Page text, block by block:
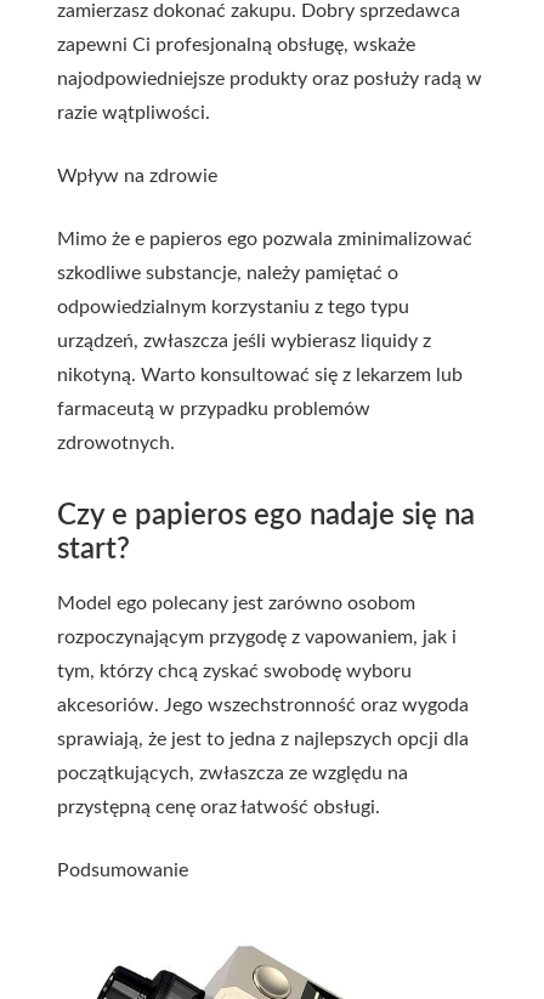
zamierzasz dokonać zakupu. Dobry sprzedawca
zapewni Ci profesjonalną obsługę, wskaże
najodpowiedniejsze produkty oraz posłuży radą w
razie wątpliwości.
Wpływ na zdrowie
Mimo że e papieros ego pozwala zminimalizować
szkodliwe substancje, należy pamiętać o
odpowiedzialnym korzystaniu z tego typu
urządzeń, zwłaszcza jeśli wybierasz liquidy z
nikotyną. Warto konsultować się z lekarzem lub
farmaceutą w przypadku problemów
zdrowotnych.
Czy e papieros ego nadaje się na
start?
Model ego polecany jest zarówno osobom
rozpoczynającym przygodę z vapowaniem, jak i
tym, którzy chcą zyskać swobodę wyboru
akcesoriów. Jego wszechstronność oraz wygoda
sprawiają, że jest to jedna z najlepszych opcji dla
początkujących, zwłaszcza ze względu na
przystępną cenę oraz łatwość obsługi.
Podsumowanie